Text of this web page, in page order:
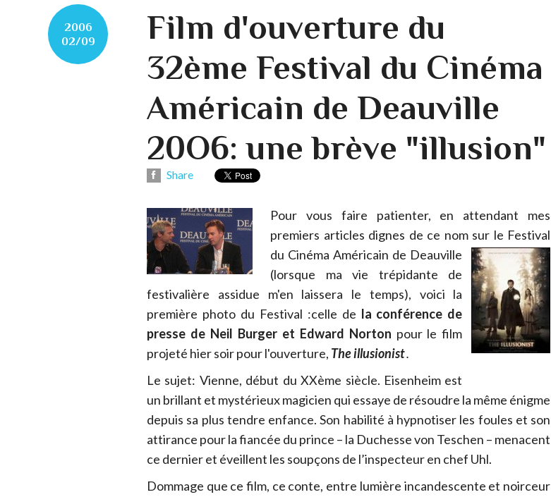
2006
02/09
Film d'ouverture du
32ème Festival du Cinéma
Américain de Deauville
20O6: une brève "illusion"
Share
Pour vous faire patienter, en attendant mes
premiers articles dignes de ce nom sur le Festival
du Cinéma Américain de Deauville
(lorsque ma vie trépidante de
festivalière assidue m'en laissera le temps), voici la
première photo du Festival :celle de la conférence de
presse de Neil Burger et Edward Norton pour le film
projeté hier soir pour l'ouverture, The illusionist.
Le sujet: Vienne, début du XXème siècle. Eisenheim est
un brillant et mystérieux magicien qui essaye de résoudre la même énigme
depuis sa plus tendre enfance. Son habilité à hypnotiser les foules et son
attirance pour la fiancée du prince – la Duchesse von Teschen – menacent
ce dernier et éveillent les soupçons de l’inspecteur en chef Uhl.
Dommage que ce film, ce conte, entre lumière incandescente et noirceur